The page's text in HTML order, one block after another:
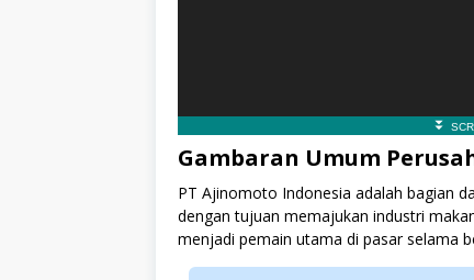
Gambaran Umum
PT Ajinomoto Indonesia adalah bagian
dengan tujuan memajukan industri
menjadi pemain utama di pasar selama